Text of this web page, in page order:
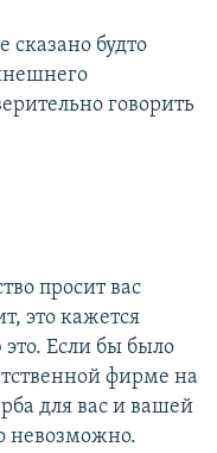
сказано будто
говорить
просит вас
это кажется
Если бы было
фирме на
для вас и вашей
невозможно.